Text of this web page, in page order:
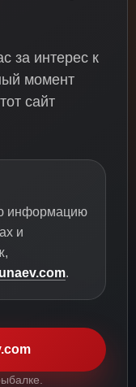
за интерес к
момент
сайт
информацию
и
.